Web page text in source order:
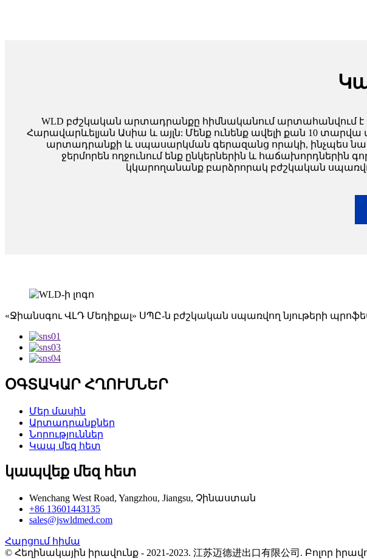
WLD բժշկական արտադրանքը հիմնականում արտահանվում
Հարավարևելյան Ասիա և այլն: Մենք ունենք ավելի քան 10
արտադրանքի և սպասարկման գերազանց որակի, ինչպես
ջերմորեն ողջունում ենք ընկերներին և հաճախորդներին
կկարողանանք բարձրորակ բժշկական
«Ջիանսգու ՎԼԴ Մեդիքալ» ՍՊԸ-ն բժշկական սպառվող նյութերի
ՕԳՏԱԿԱՐ ՀՂՈՒՄՆԵՐ
Մեր մասին
Արտադրանքներ
Նորություններ
Կապ մեզ հետ
կապվեք մեզ հետ
Wenchang West Road, Yangzhou, Jiangsu, Չինաստան
+86 13601443135
sales@jswldmed.com
Հարցում հիմա
© Հեղինակային իրավունք - 2021-2023. 江苏迈德进出口有限公司. Բոլոր